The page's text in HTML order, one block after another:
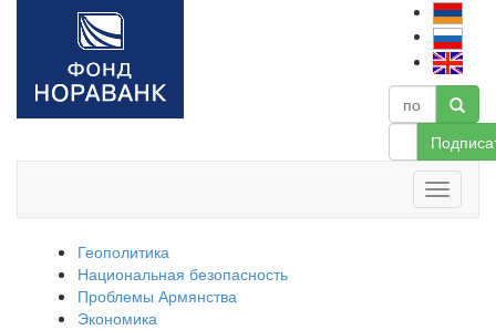
Геополитика
Национальная безопасность
Проблемы Армянства
Экономика